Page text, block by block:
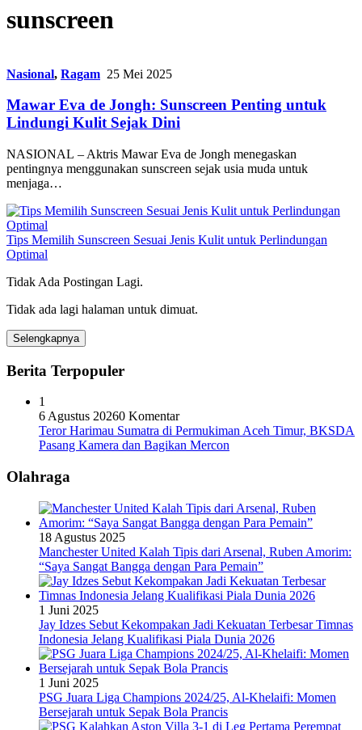
sunscreen
Nasional, Ragam 25 Mei 2025
Mawar Eva de Jongh: Sunscreen Penting untuk
Lindungi Kulit Sejak Dini
NASIONAL – Aktris Mawar Eva de Jongh menegaskan
pentingnya menggunakan sunscreen sejak usia muda untuk
menjaga…
Tips Memilih Sunscreen Sesuai Jenis Kulit untuk Perlindungan
Optimal
Tidak Ada Postingan Lagi.
Tidak ada lagi halaman untuk dimuat.
Selengkapnya
Berita Terpopuler
1
6 Agustus 20260 Komentar
Teror Harimau Sumatra di Permukiman Aceh Timur, BKSDA
Pasang Kamera dan Bagikan Mercon
Olahraga
18 Agustus 2025
Manchester United Kalah Tipis dari Arsenal, Ruben Amorim:
“Saya Sangat Bangga dengan Para Pemain”
1 Juni 2025
Jay Idzes Sebut Kekompakan Jadi Kekuatan Terbesar Timnas
Indonesia Jelang Kualifikasi Piala Dunia 2026
1 Juni 2025
PSG Juara Liga Champions 2024/25, Al-Khelaifi: Momen
Bersejarah untuk Sepak Bola Prancis